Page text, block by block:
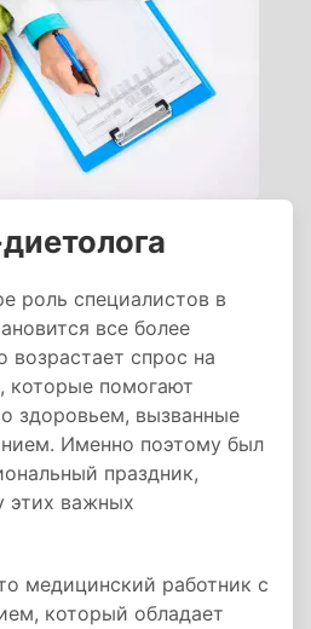
роль специалистов в
все более
возрастает спрос на
которые помогают
здоровьем, вызванные
Именно поэтому был
праздник,
этих важных
медицинский работник с
который обладает